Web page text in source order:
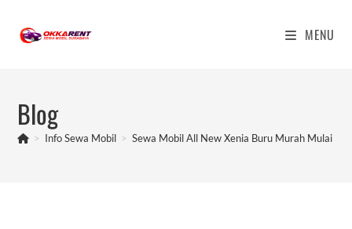
content
MENU
Blog
> Info Sewa Mobil > Sewa Mobil All New Xenia Buru Murah Mulai